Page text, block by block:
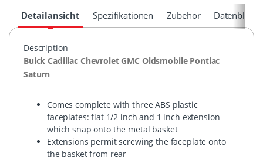
Detailansicht Spezifikationen Zubehör Datenblätter
Description
Buick Cadillac Chevrolet GMC Oldsmobile Pontiac
Saturn
Comes complete with threeABS plastic
faceplates: flat 1/2 inch and 1 inch extension
which snap onto the metal basket
Extensions permit screwing the faceplate onto
the basket from rear